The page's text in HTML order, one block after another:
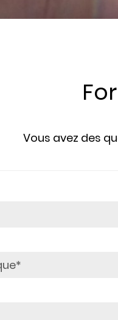
Vous avez des